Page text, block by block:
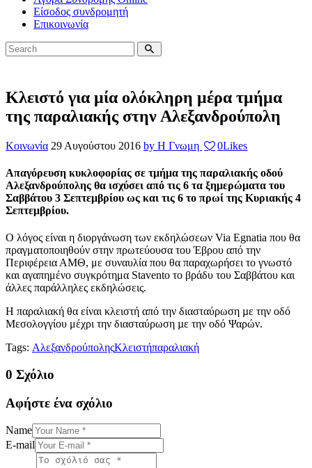
Είσοδος συνδρομητή
Επικοινωνία
Κλειστό για μία ολόκληρη μέρα τμήμα
της παραλιακής στην Αλεξανδρούπολη
Κοινωνία 29 Αυγούστου 2016 by Η Γνωμη 0Likes
Απαγόρευση κυκλοφορίας σε τμήμα της παραλιακής οδού
Αλεξανδρούπολης θα ισχύσει από τις 6 τα ξημερώματα του
Σαββάτου 3 Σεπτεμβρίου ως και τις 6 το πρωί της Κυριακής 4
Σεπτεμβρίου.
Ο λόγος είναι η διοργάνωση των εκδηλώσεων Via Egnatia που θα
πραγματοποιηθούν στην πρωτεύουσα του Έβρου από την
Περιφέρεια ΑΜΘ, με συναυλία που θα παραχωρήσει το γνωστό
και αγαπημένο συγκρότημα Stavento το βράδυ του Σαββάτου και
άλλες παράλληλες εκδηλώσεις.
Η παραλιακή θα είναι κλειστή από την διασταύρωση µε την οδό
Μεσολογγίου μέχρι την διασταύρωση µε την οδό Ψαρών.
Tags: ΑλεξανδρούποληςΚλειστήπαραλιακή
0 Σχόλιο
Αφήστε ένα σχόλιο
Name
E-mail